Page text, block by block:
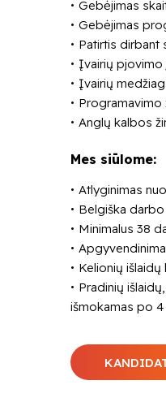
Gebėjimas
Gebėjimas
Patirtis dirbant
Įvairių pjovimo
Įvairių
Programavimo
Anglų kalbos
Mes siūlome:
Atlyginimas
Belgiška
Minimalus 38
Kelionių
Pradinių
išmokamas po